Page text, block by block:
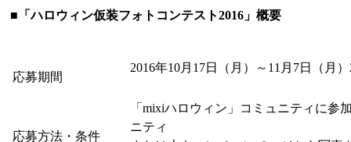
■「ハロウィン仮装フォトコンテスト2016」概要
応募期間
2016年10月17日（月）～11月7日（月
応募方法・条件
「mixiハロウィン」コミュニティに参
ニティ